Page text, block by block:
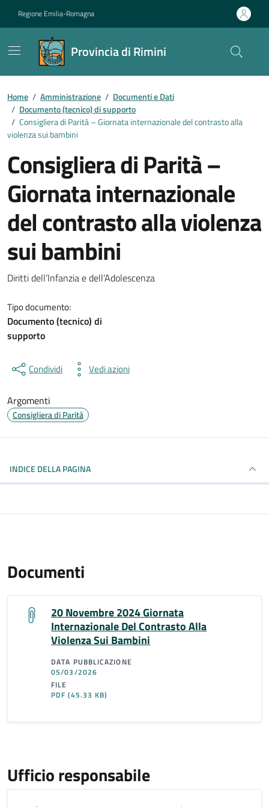
Regione Emilia-Romagna
Provincia di Rimini
Contenuti in evidenza
Home / Amministrazione / Documenti e Dati
/ Documento (tecnico) di supporto
/ Consigliera di Parità – Giornata internazionale del contrasto alla
violenza sui bambini
Consigliera di Parità –
Giornata internazionale
del contrasto alla violenza
sui bambini
Dettagli del documento
Diritti dell’Infanzia e dell’Adolescenza
Tipo documento:
Documento (tecnico) di
supporto
Condividi Vedi azioni
Argomenti
Consigliera di Parità
INDICE DELLA PAGINA
Documenti
20 Novembre 2024 Giornata
Internazionale Del Contrasto Alla
Violenza Sui Bambini
DATA PUBBLICAZIONE
05/03/2026
FILE
PDF(45.33 KB)
Ufficio responsabile